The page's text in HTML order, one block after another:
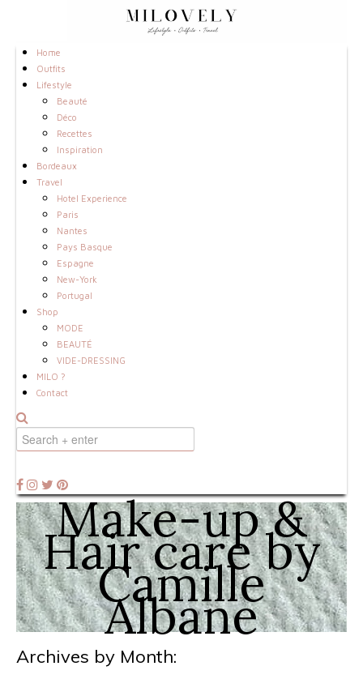
Home
Outfits
Lifestyle
Beauté
Déco
Recettes
Inspiration
Bordeaux
Travel
Hotel Experience
Paris
Nantes
Pays Basque
Espagne
New-York
Portugal
Shop
MODE
BEAUTÉ
VIDE-DRESSING
MILO ?
Contact
Make-up &
Hair care by
Camille
Albane
Archives by Month: